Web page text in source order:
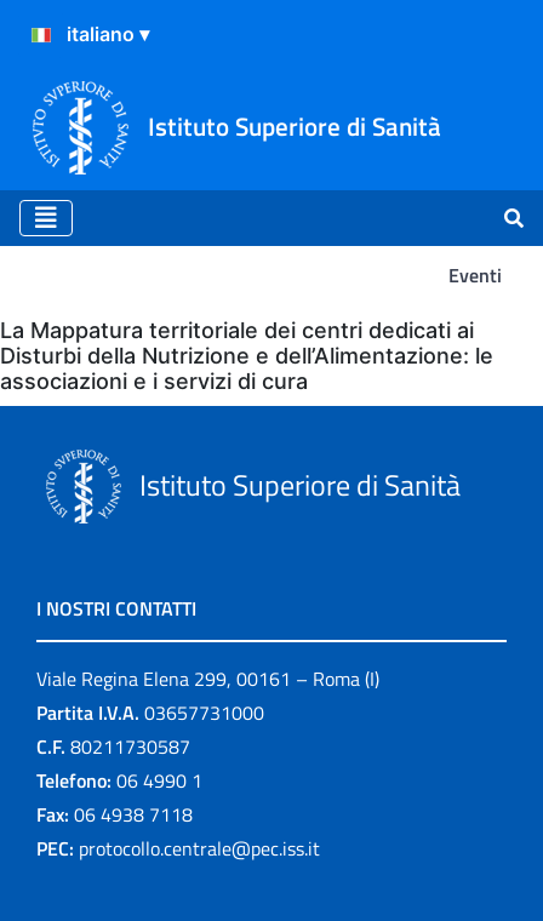
Istituto Superiore di Sanità
Eventi
Eventi
La Mappatura territoriale dei centri dedicati ai
Disturbi della Nutrizione e dell’Alimentazione: le
associazioni e i servizi di cura
Istituto Superiore di Sanità
I NOSTRI CONTATTI
Viale Regina Elena 299, 00161 – Roma (I)
Partita I.V.A. 03657731000
C.F. 80211730587
Telefono: 06 4990 1
Fax: 06 4938 7118
PEC: protocollo.centrale@pec.iss.it